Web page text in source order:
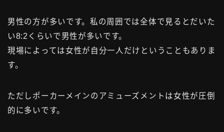
男性の方が多いです。私の周囲では全体で見るとだいた
い8:2くらいで男性が多いです。
現場によっては女性が自分一人だけということもありま
す。
ただしポーカーメインのアミューズメントは女性が圧倒
的に多いです。